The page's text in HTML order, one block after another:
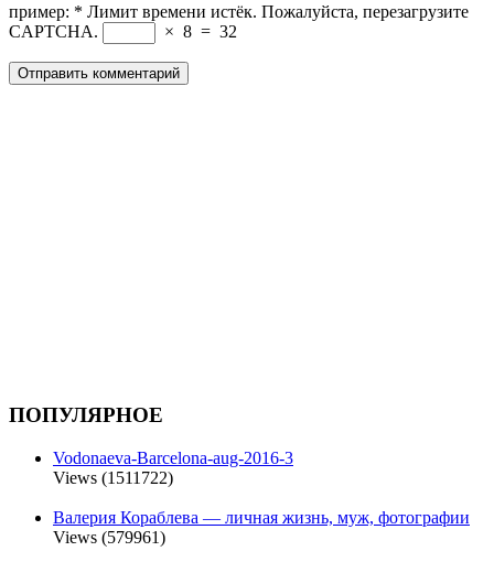
пример: * Лимит времени истёк. Пожалуйста, перезагрузите
CAPTCHA.
× 8 = 32
ПОПУЛЯРНОЕ
Vodonaeva-Barcelona-aug-2016-3
Views (1511722)
Валерия Кораблева — личная жизнь, муж, фотографии
Views (579961)